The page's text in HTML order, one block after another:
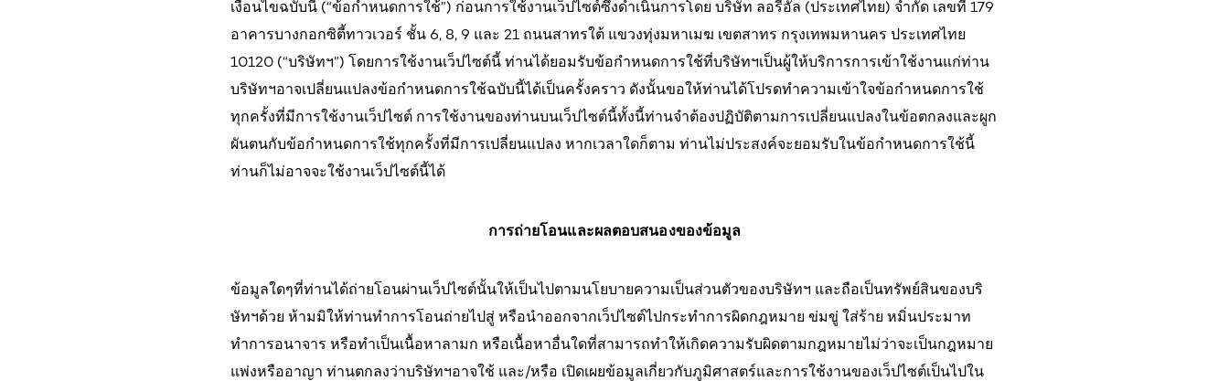
เงื่อนไขฉบับนี้ (“ข้อกำหนดการใช้”) ก่อนการใช้งานเว็ปไซต์ซึ่งดำเนินการโดย บริษัท ลอรีอัล (ประเทศไทย) จำกัด เลขที่ 179
อาคารบางกอกซิตี้ทาวเวอร์ ชั้น 6, 8, 9 และ 21 ถนนสาทรใต้ แขวงทุ่งมหาเมฆ เขตสาทร กรุงเทพมหานคร ประเทศไทย
10120 (“บริษัทฯ”) โดยการใช้งานเว็ปไซต์นี้ ท่านได้ยอมรับข้อกำหนดการใช้ที่บริษัทฯเป็นผู้ให้บริการการเข้าใช้งานแก่ท่าน
บริษัทฯอาจเปลี่ยนแปลงข้อกำหนดการใช้ฉบับนี้ได้เป็นครั้งคราว ดังนั้นขอให้ท่านได้โปรดทำความเข้าใจข้อกำหนดการใช้
ทุกครั้งที่มีการใช้งานเว็ปไซต์ การใช้งานของท่านบนเว็ปไซต์นี้ทั้งนี้ท่านจำต้องปฏิบัติตามการเปลี่ยนแปลงในข้อตกลงและผูก
ผันตนกับข้อกำหนดการใช้ทุกครั้งที่มีการเปลี่ยนแปลง หากเวลาใดก็ตาม ท่านไม่ประสงค์จะยอมรับในข้อกำหนดการใช้นี้
ท่านก็ไม่อาจจะใช้งานเว็ปไซต์นี้ได้
การถ่ายโอนและผลตอบสนองของข้อมูล
ข้อมูลใดๆที่ท่านได้ถ่ายโอนผ่านเว็ปไซต์นั้นให้เป็นไปตามนโยบายความเป็นส่วนตัวของบริษัทฯ และถือเป็นทรัพย์สินของบริ
ษัทฯด้วย ห้ามมิให้ท่านทำการโอนถ่ายไปสู่ หรือนำออกจากเว็ปไซต์ไปกระทำการผิดกฎหมาย ข่มขู่ ใส่ร้าย หมิ่นประมาท
ทำการอนาจาร หรือทำเป็นเนื้อหาลามก หรือเนื้อหาอื่นใดที่สามารถทำให้เกิดความรับผิดตามกฎหมายไม่ว่าจะเป็นกฎหมาย
แพ่งหรืออาญา ท่านตกลงว่าบริษัทฯอาจใช้ และ/หรือ เปิดเผยข้อมูลเกี่ยวกับภูมิศาสตร์และการใช้งานของเว็ปไซต์เป็นไปใน